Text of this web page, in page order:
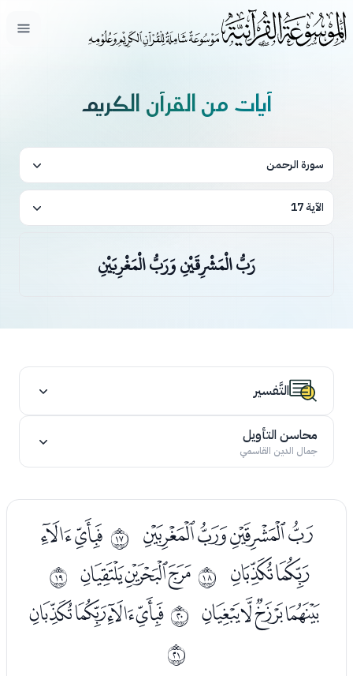
فتح
آيات من القرآن الكريم
سورة الرحمن
الآية 17
رَبُّ الْمَشْرِقَيْنِ وَرَبُّ الْمَغْرِبَيْنِ
التَّفسير
محاسن التأويل
جمال الدين القاسمي
ﯢﯣﯤﯥ ﰐ ﯧﯨ
ﯩﯪ ﰑﭑﭒﭓ ﰒ
ﭕﭖﭗﭘ ﰓﭚﭛﭜﭝ
ﰔ